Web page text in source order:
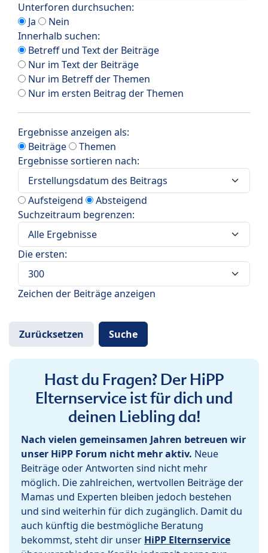
Unterforen durchsuchen:
Ja
Nein
Innerhalb suchen:
Betreff und Text der Beiträge
Nur im Text der Beiträge
Nur im Betreff der Themen
Nur im ersten Beitrag der Themen
Ergebnisse anzeigen als:
Beiträge
Themen
Ergebnisse sortieren nach:
Aufsteigend
Absteigend
Suchzeitraum begrenzen:
Die ersten:
Zeichen der Beiträge anzeigen
Hast du Fragen? Der HiPP
Elternservice ist für dich und
deinen Liebling da!
Nach vielen gemeinsamen Jahren betreuen wir
unser HiPP Forum nicht mehr aktiv. Neue
Beiträge oder Antworten sind nicht mehr
möglich. Die zahlreichen, wertvollen Beiträge der
Mamas und Experten bleiben jedoch bestehen
und sind weiterhin für dich zugänglich. Damit du
auch künftig die bestmögliche Beratung
bekommst, steht dir unser HiPP Elternservice